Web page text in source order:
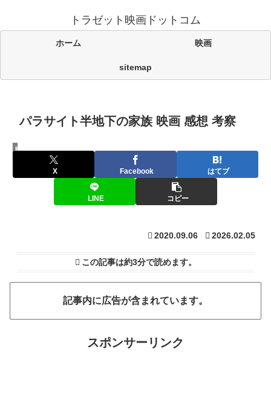
トラゼット映画ドットコム
ホーム 映画
sitemap
パラサイト半地下の家族 映画 感想 考察
映画
X Facebook はてブ
LINE コピー
2020.09.06 2026.02.05
この記事は約3分で読めます。
記事内に広告が含まれています。
スポンサーリンク